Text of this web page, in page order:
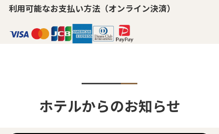
利用可能なお支払い方法（オンライン決済）
ホテルからのお知らせ